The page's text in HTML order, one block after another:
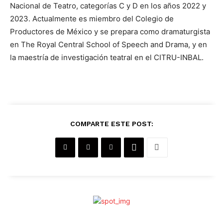
Nacional de Teatro, categorías C y D en los años 2022 y
2023. Actualmente es miembro del Colegio de
Productores de México y se prepara como dramaturgista
en The Royal Central School of Speech and Drama, y en
la maestría de investigación teatral en el CITRU-INBAL.
COMPARTE ESTE POST: